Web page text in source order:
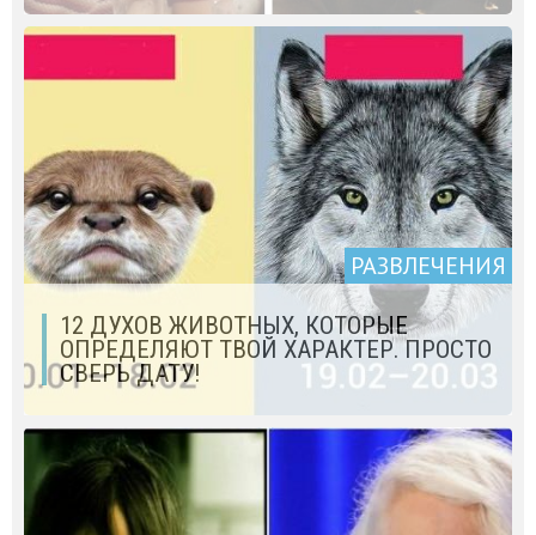
РАЗВЛЕЧЕНИЯ
12 ДУХОВ ЖИВОТНЫХ, КОТОРЫЕ
ОПРЕДЕЛЯЮТ ТВОЙ ХАРАКТЕР. ПРОСТО
СВЕРЬ ДАТУ!